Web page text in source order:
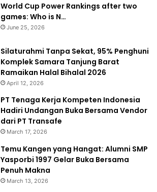
World Cup Power Rankings after two
games: Who is N…
June 25, 2026
Silaturahmi Tanpa Sekat, 95% Penghuni
Komplek Samara Tanjung Barat
Ramaikan Halal Bihalal 2026
April 12, 2026
PT Tenaga Kerja Kompeten Indonesia
Hadiri Undangan Buka Bersama Vendor
dari PT Transafe
March 17, 2026
Temu Kangen yang Hangat: Alumni SMP
Yasporbi 1997 Gelar Buka Bersama
Penuh Makna
March 13, 2026